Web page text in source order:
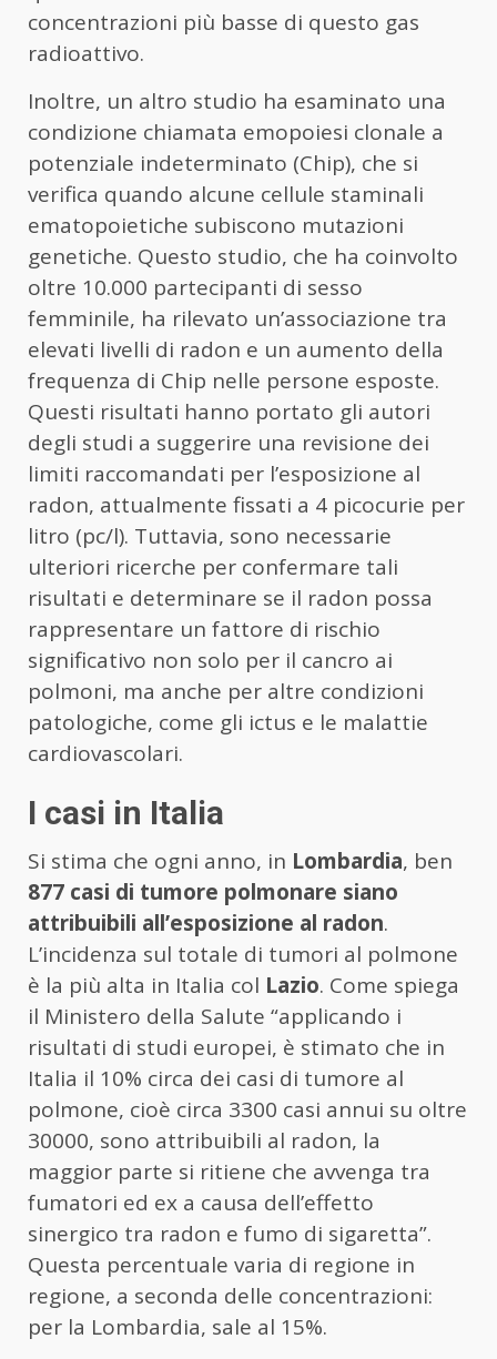
concentrazioni più basse di questo gas
radioattivo.
Inoltre, un altro studio ha esaminato una
condizione chiamata emopoiesi clonale a
potenziale indeterminato (Chip), che si
verifica quando alcune cellule staminali
ematopoietiche subiscono mutazioni
genetiche. Questo studio, che ha coinvolto
oltre 10.000 partecipanti di sesso
femminile, ha rilevato un’associazione tra
elevati livelli di radon e un aumento della
frequenza di Chip nelle persone esposte.
Questi risultati hanno portato gli autori
degli studi a suggerire una revisione dei
limiti raccomandati per l’esposizione al
radon, attualmente fissati a 4 picocurie per
litro (pc/l). Tuttavia, sono necessarie
ulteriori ricerche per confermare tali
risultati e determinare se il radon possa
rappresentare un fattore di rischio
significativo non solo per il cancro ai
polmoni, ma anche per altre condizioni
patologiche, come gli ictus e le malattie
cardiovascolari.
I casi in Italia
Si stima che ogni anno, in Lombardia, ben
877 casi di tumore polmonare siano
attribuibili all’esposizione al radon.
L’incidenza sul totale di tumori al polmone
è la più alta in Italia col Lazio. Come spiega
il Ministero della Salute “applicando i
risultati di studi europei, è stimato che in
Italia il 10% circa dei casi di tumore al
polmone, cioè circa 3300 casi annui su oltre
30000, sono attribuibili al radon, la
maggior parte si ritiene che avvenga tra
fumatori ed ex a causa dell’effetto
sinergico tra radon e fumo di sigaretta”.
Questa percentuale varia di regione in
regione, a seconda delle concentrazioni:
per la Lombardia, sale al 15%.